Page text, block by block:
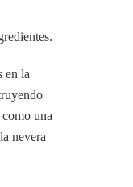
en la
una
nevera